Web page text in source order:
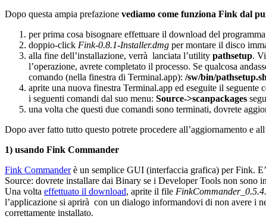
Dopo questa ampia prefazione vediamo come funziona Fink dal
per prima cosa bisognare effettuare il download del
doppio-click Fink-0.8.1-Installer.dmg per montare il disco
alla fine dell’installazione, verrà lanciata l’utility pathsetup.
l’operazione, avrete completato il processo. Se qualcosa
comando (nella finestra di Terminal.app): /sw/bin/
aprite una nuova finestra Terminal.app ed eseguite il seguente
i seguenti comandi dal suo menu: Source->scanpackages
una volta che questi due comandi sono terminati, dovrete
Dopo aver fatto tutto questo potrete procedere all’aggiornamento e
1) usando Fink Commander
Fink Commanderè un semplice GUI (interfaccia grafica) per Fink.
Source: dovrete installare dai Binary se i Developer Tools non sono
Una volta effettuato il download, aprite il file
l’applicazione si aprirà con un dialogo informandovi di non avere i
correttamente installato.